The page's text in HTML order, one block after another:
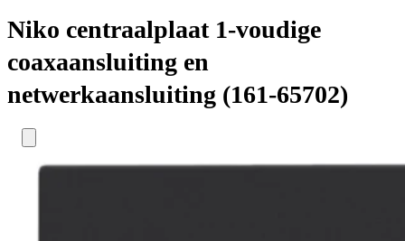
Niko centraalplaat 1-voudige
coaxaansluiting en
netwerkaansluiting (161-65702)